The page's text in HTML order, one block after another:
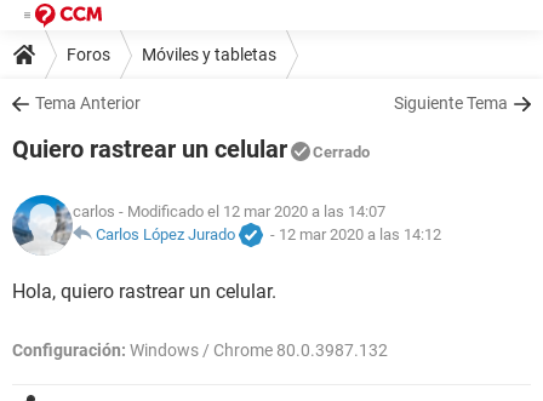
Foros Móviles y tabletas
Tema Anterior Siguiente Tema
Quiero rastrear un celular Cerrado
carlos - Modificado el 12 mar 2020 a las 14:07
Carlos López Jurado
- 12 mar 2020 a las 14:12
Hola, quiero rastrear un celular.
Configuración: Windows / Chrome 80.0.3987.132